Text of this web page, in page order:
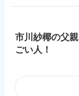
市川紗椰の父
ごい人！